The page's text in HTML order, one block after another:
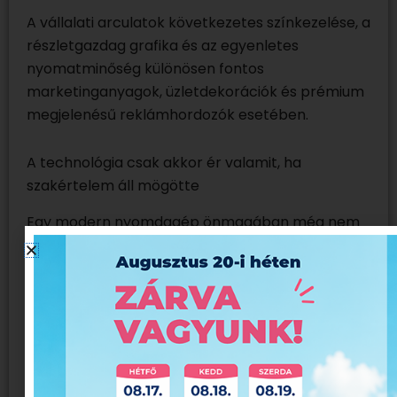
A vállalati arculatok következetes színkezelése, a
részletgazdag grafika és az egyenletes
nyomatminőség különösen fontos
marketinganyagok, üzletdekorációk és prémium
megjelenésű reklámhordozók esetében.
A technológia csak akkor ér valamit, ha
szakértelem áll mögötte
Egy modern nyomdagép önmagában még nem
garancia a kiváló végeredményre.
A megfelelő alapanyag kiválasztása, a
színkezelés, az előkészítés, a gyártási folyamatok
optimalizálása és a minőség-ellenőrzés mind
olyan tényezők, amelyekhez tapasztalt
szakemberekre van szükség.